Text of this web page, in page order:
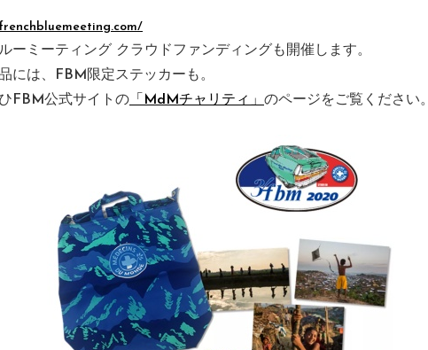
ーミーティング クラウドファンディングも開催します。
には、FBM限定ステッカーも。
FBM公式サイトの 「MdMチャリティ」 のページをご覧ください。